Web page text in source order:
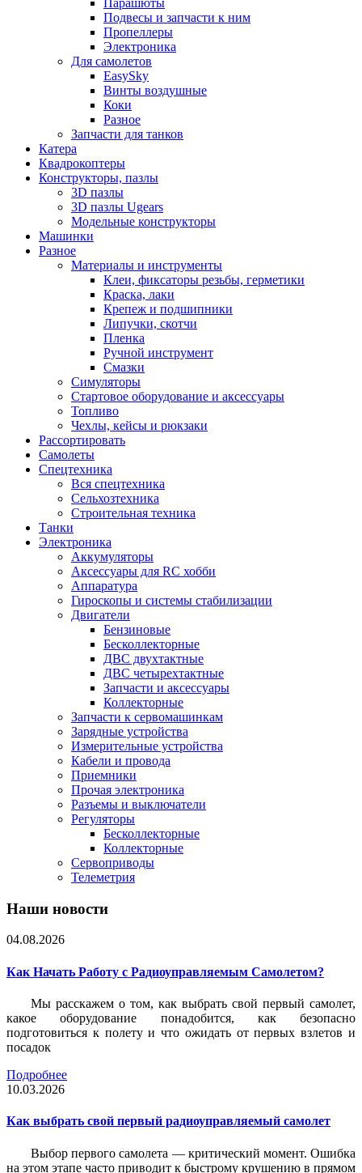
Парашюты
Подвесы и запчасти к ним
Пропеллеры
Электроника
Для самолетов
EasySky
Винты воздушные
Коки
Разное
Запчасти для танков
Катера
Квадрокоптеры
Конструкторы, пазлы
3D пазлы
3D пазлы Ugears
Модельные конструкторы
Машинки
Разное
Материалы и инструменты
Клеи, фиксаторы резьбы, герметики
Краска, лаки
Крепеж и подшипники
Липучки, скотчи
Пленка
Ручной инструмент
Смазки
Симуляторы
Стартовое оборудование и аксессуары
Топливо
Чехлы, кейсы и рюкзаки
Рассортировать
Самолеты
Спецтехника
Вся спецтехника
Сельхозтехника
Строительная техника
Танки
Электроника
Аккумуляторы
Аксессуары для RC хобби
Аппаратура
Гироскопы и системы стабилизации
Двигатели
Бензиновые
Бесколлекторные
ДВС двухтактные
ДВС четырехтактные
Запчасти и аксессуары
Коллекторные
Запчасти к сервомашинкам
Зарядные устройства
Измерительные устройства
Кабели и провода
Приемники
Прочая электроника
Разъемы и выключатели
Регуляторы
Бесколлекторные
Коллекторные
Сервоприводы
Телеметрия
Наши новости
04.08.2026
Как Начать Работу с Радиоуправляемым Самолетом?
Мы расскажем о том, как выбрать свой первый самолет,
какое оборудование понадобится, как безопасно
подготовиться к полету и что ожидать от первых взлетов и
посадок
Подробнее
10.03.2026
Как выбрать свой первый радиоуправляемый самолет
Выбор первого самолета — критический момент. Ошибка
на этом этапе часто приводит к быстрому крушению в прямом